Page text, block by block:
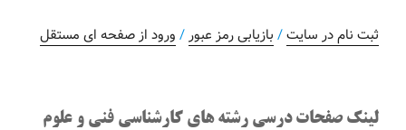
ثبت نام در سایت/ بازیابی رمز عبور / ورود از صفحه ای مستقل
لینک صفحات درسی رشته های کارشناسی فنی و علوم